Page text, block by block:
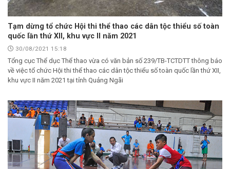
Tạm dừng tổ chức Hội thi thể thao các dân tộc thiểu số toàn
quốc lần thứ XII, khu vực II năm 2021
30/08/2021 15:18
Tổng cục Thể dục Thể thao vừa có văn bản số 239/TB-TCTDTT thông báo
về việc tổ chức Hội thi thể thao các dân tộc thiểu số toàn quốc lần thứ XII,
khu vực II năm 2021 tại tỉnh Quảng Ngãi